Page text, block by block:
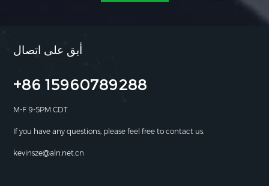
أبق على اتصال
+86 15960789288
M-F 9-5PM CDT
If you have any questions, please feel free to contact us.
kevinsze@aln.net.cn